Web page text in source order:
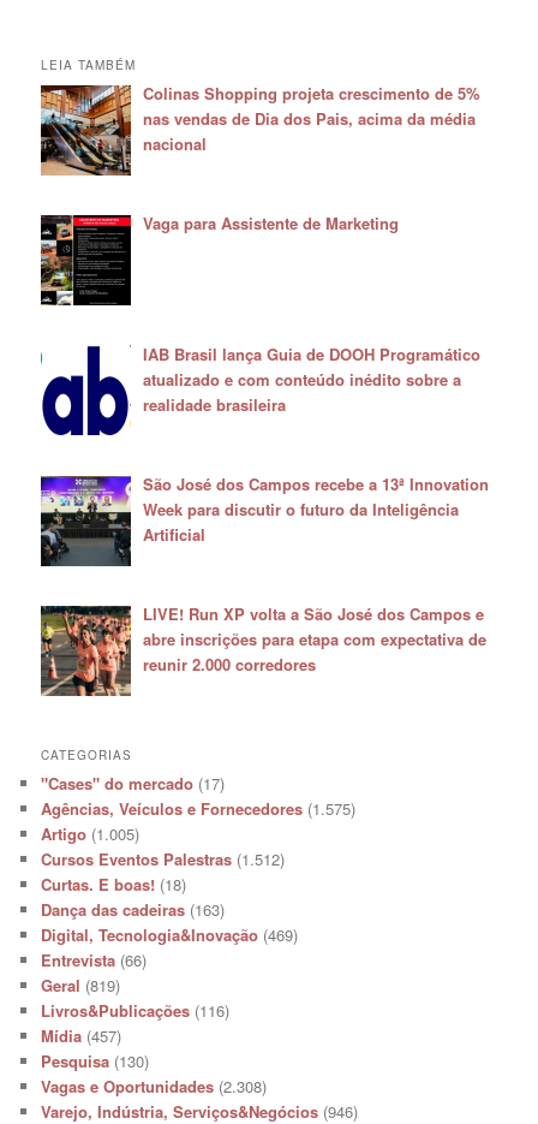
LEIA TAMBÉM
Colinas Shopping projeta crescimento de 5%
nas vendas de Dia dos Pais, acima da média
nacional
Vaga para Assistente de Marketing
IAB Brasil lança Guia de DOOH Programático
atualizado e com conteúdo inédito sobre a
realidade brasileira
São José dos Campos recebe a 13ª Innovation
Week para discutir o futuro da Inteligência
Artificial
LIVE! Run XP volta a São José dos Campos e
abre inscrições para etapa com expectativa de
reunir 2.000 corredores
CATEGORIAS
"Cases" do mercado (17)
Agências, Veículos e Fornecedores (1.575)
Artigo (1.005)
Cursos Eventos Palestras (1.512)
Curtas. E boas! (18)
Dança das cadeiras (163)
Digital, Tecnologia&Inovação (469)
Entrevista (66)
Geral (819)
Livros&Publicações (116)
Mídia (457)
Pesquisa (130)
Vagas e Oportunidades (2.308)
Varejo, Indústria, Serviços&Negócios (946)